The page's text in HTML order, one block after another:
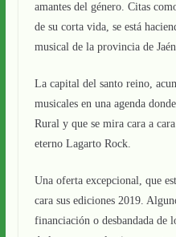
amantes del género. Citas
de su corta vida, se está
musical de la provincia de
La capital del santo reino,
musicales en una agenda
Rural y que se mira cara a
eterno Lagarto Rock.
Una oferta excepcional, que
cara sus ediciones 2019.
financiación o desbandada de